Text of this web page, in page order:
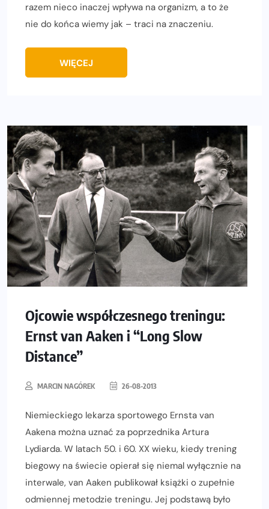
razem nieco inaczej wpływa na organizm, a to że
nie do końca wiemy jak – traci na znaczeniu.
WIĘCEJ
Ojcowie współczesnego treningu:
Ernst van Aaken i “Long Slow
Distance”
MARCIN NAGÓREK 26-08-2013
Niemieckiego lekarza sportowego Ernsta van
Aakena można uznać za poprzednika Artura
Lydiarda. W latach 50. i 60. XX wieku, kiedy trening
biegowy na świecie opierał się niemal wyłącznie na
interwale, van Aaken publikował książki o zupełnie
odmiennej metodzie treningu. Jej podstawą było